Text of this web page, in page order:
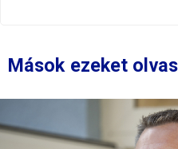
Mások ezeket